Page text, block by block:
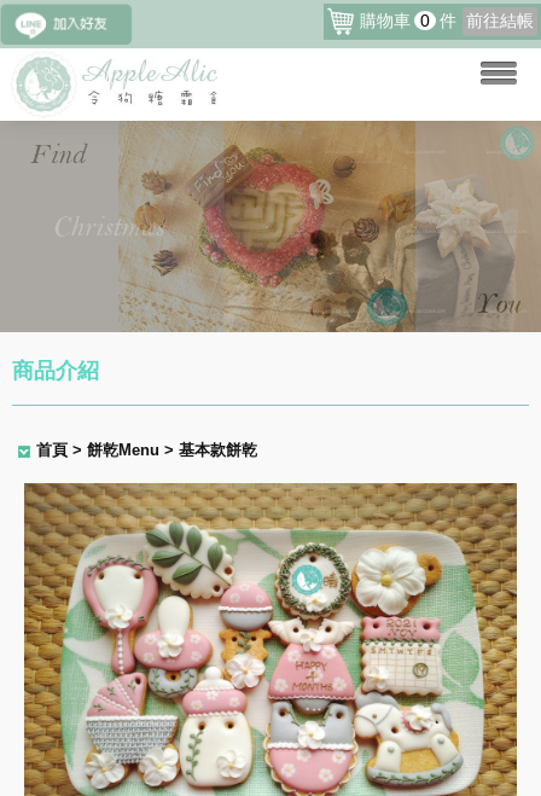
購物車 0 件 前往結帳
商品介紹
首頁 > 餅乾Menu > 基本款餅乾